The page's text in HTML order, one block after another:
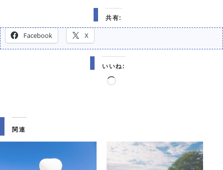
共有:
Facebook X
いいね:
読
関連